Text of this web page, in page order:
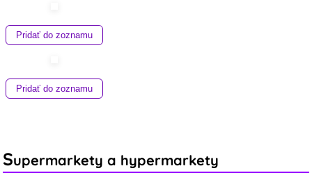
Pridať do zoznamu
Pridať do zoznamu
Supermarkety a hypermarkety